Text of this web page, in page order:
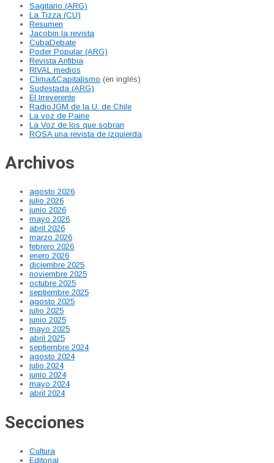
Sagitario (ARG)
La Tizza (CU)
Resumen
Jacobin la revista
CubaDebate
Poder Popular (ARG)
Revista Anfibia
RIVAL medios
Clima&Capitalismo (en inglés)
Sudestada (ARG)
El Irreverente
RadioJGM de la U. de Chile
La voz de Paine
La Voz de los que sobran
ROSA una revista de izquierda
Archivos
agosto 2026
julio 2026
junio 2026
mayo 2026
abril 2026
marzo 2026
febrero 2026
enero 2026
diciembre 2025
noviembre 2025
octubre 2025
septiembre 2025
agosto 2025
julio 2025
junio 2025
mayo 2025
abril 2025
septiembre 2024
agosto 2024
julio 2024
junio 2024
mayo 2024
abril 2024
Secciones
Cultura
Editorial